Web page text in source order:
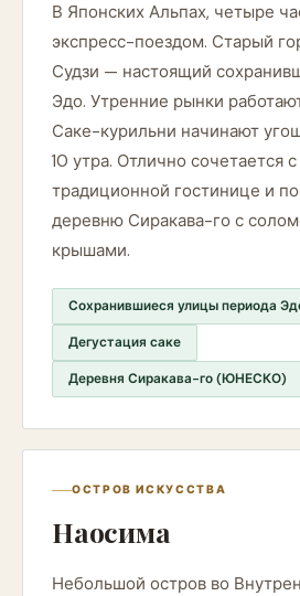
В Японских Альпах, четыре
экспресс-поездом. Старый
Судзи — настоящий
Эдо. Утренние рынки
Саке-курильни начинают
10 утра. Отлично сочетается
традиционной гостинице и
деревню Сиракава-го с
крышами.
Сохранившиеся улицы периода
Дегустация саке
Деревня Сиракава-го (ЮНЕСКО)
ОСТРОВ ИСКУССТВА
Наосима
Небольшой остров во